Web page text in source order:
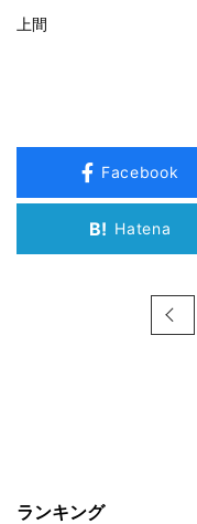
上間
Facebook
B! Hatena
ランキング